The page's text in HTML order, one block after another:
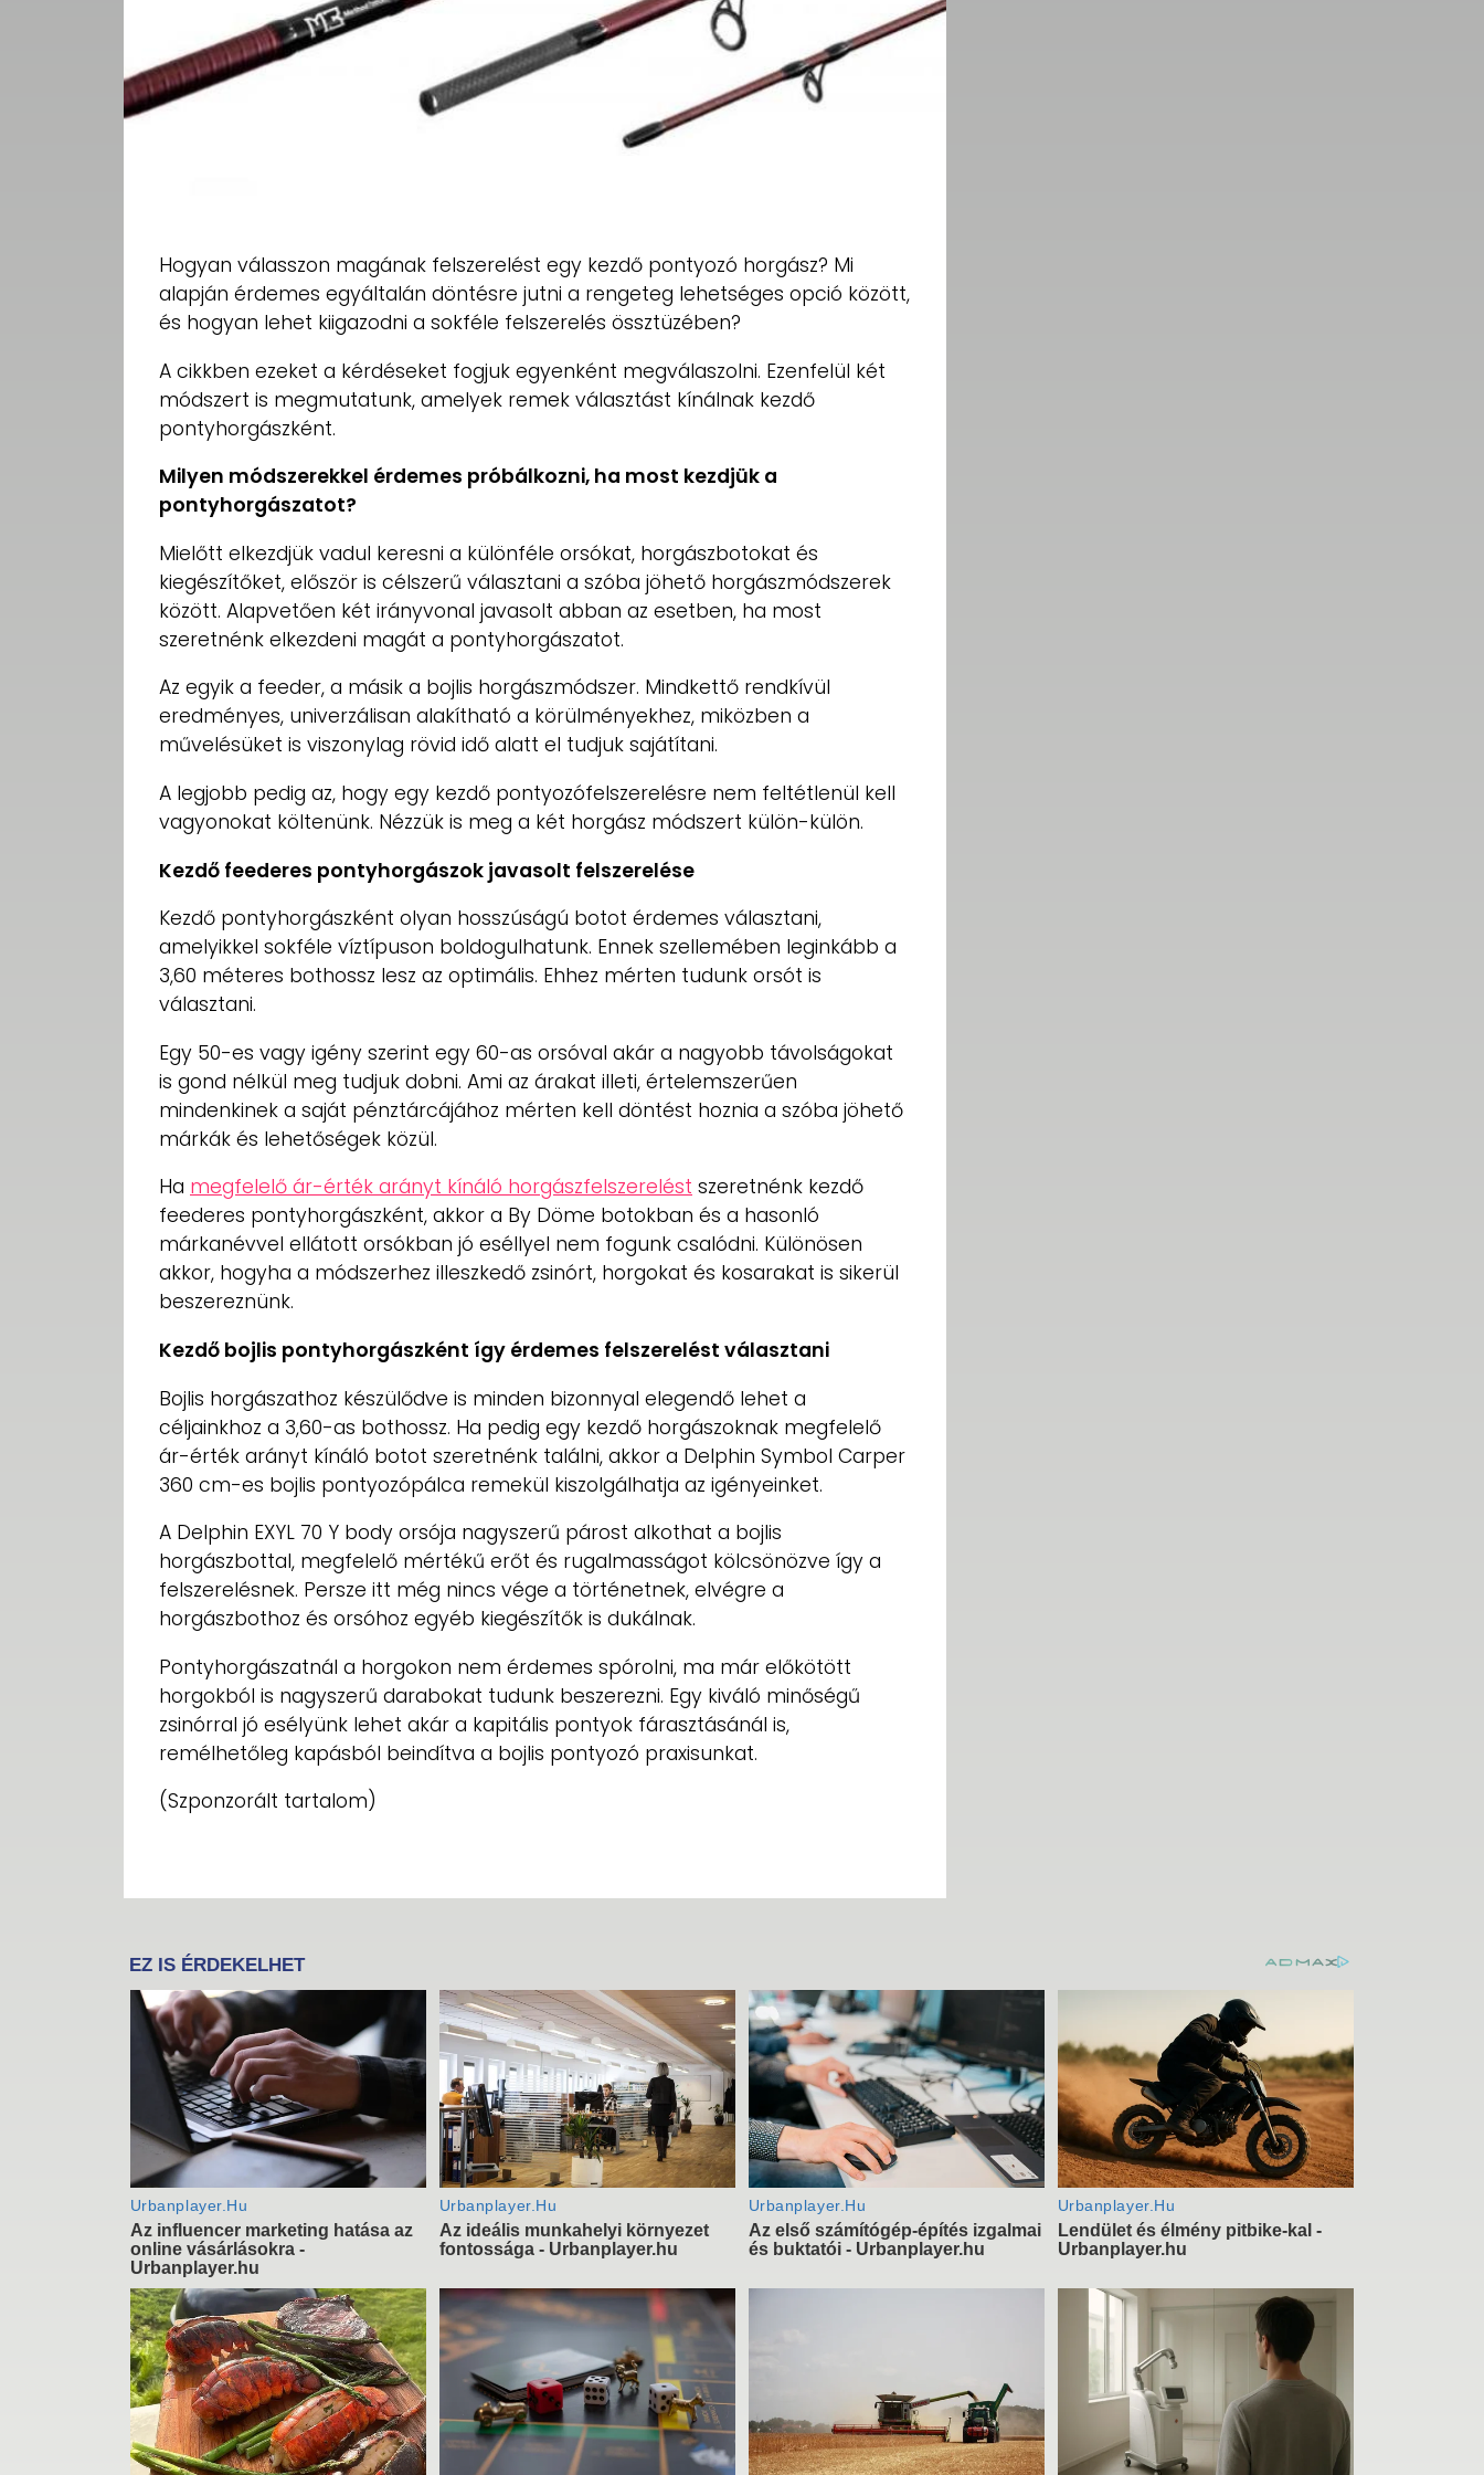
Hogyan válasszon magának felszerelést egy kezdő pontyozó horgász? Mi
alapján érdemes egyáltalán döntésre jutni a rengeteg lehetséges opció között,
és hogyan lehet kiigazodni a sokféle felszerelés össztüzében?
A cikkben ezeket a kérdéseket fogjuk egyenként megválaszolni. Ezenfelül két
módszert is megmutatunk, amelyek remek választást kínálnak kezdő
pontyhorgászként.
Milyen módszerekkel érdemes próbálkozni, ha most kezdjük a
pontyhorgászatot?
Mielőtt elkezdjük vadul keresni a különféle orsókat, horgászbotokat és
kiegészítőket, először is célszerű választani a szóba jöhető horgászmódszerek
között. Alapvetően két irányvonal javasolt abban az esetben, ha most
szeretnénk elkezdeni magát a pontyhorgászatot.
Az egyik a feeder, a másik a bojlis horgászmódszer. Mindkettő rendkívül
eredményes, univerzálisan alakítható a körülményekhez, miközben a
művelésüket is viszonylag rövid idő alatt el tudjuk sajátítani.
A legjobb pedig az, hogy egy kezdő pontyozófelszerelésre nem feltétlenül kell
vagyonokat költenünk. Nézzük is meg a két horgász módszert külön-külön.
Kezdő feederes pontyhorgászok javasolt felszerelése
Kezdő pontyhorgászként olyan hosszúságú botot érdemes választani,
amelyikkel sokféle víztípuson boldogulhatunk. Ennek szellemében leginkább a
3,60 méteres bothossz lesz az optimális. Ehhez mérten tudunk orsót is
választani.
Egy 50-es vagy igény szerint egy 60-as orsóval akár a nagyobb távolságokat
is gond nélkül meg tudjuk dobni. Ami az árakat illeti, értelemszerűen
mindenkinek a saját pénztárcájához mérten kell döntést hoznia a szóba jöhető
márkák és lehetőségek közül.
Ha megfelelő ár-érték arányt kínáló horgászfelszerelést szeretnénk kezdő
feederes pontyhorgászként, akkor a By Döme botokban és a hasonló
márkanévvel ellátott orsókban jó eséllyel nem fogunk csalódni. Különösen
akkor, hogyha a módszerhez illeszkedő zsinórt, horgokat és kosarakat is sikerül
beszereznünk.
Kezdő bojlis pontyhorgászként így érdemes felszerelést választani
Bojlis horgászathoz készülődve is minden bizonnyal elegendő lehet a
céljainkhoz a 3,60-as bothossz. Ha pedig egy kezdő horgászoknak megfelelő
ár-érték arányt kínáló botot szeretnénk találni, akkor a Delphin Symbol Carper
360 cm-es bojlis pontyozópálca remekül kiszolgálhatja az igényeinket.
A Delphin EXYL 70 Y body orsója nagyszerű párost alkothat a bojlis
horgászbottal, megfelelő mértékű erőt és rugalmasságot kölcsönözve így a
felszerelésnek. Persze itt még nincs vége a történetnek, elvégre a
horgászbothoz és orsóhoz egyéb kiegészítők is dukálnak.
Pontyhorgászatnál a horgokon nem érdemes spórolni, ma már előkötött
horgokból is nagyszerű darabokat tudunk beszerezni. Egy kiváló minőségű
zsinórral jó esélyünk lehet akár a kapitális pontyok fárasztásánál is,
remélhetőleg kapásból beindítva a bojlis pontyozó praxisunkat.
(Szponzorált tartalom)